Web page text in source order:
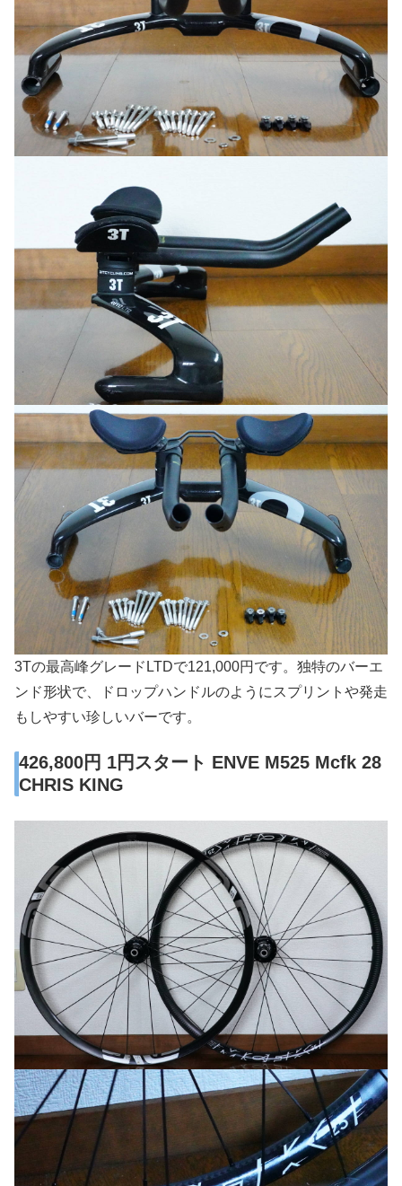
3Tの最高峰グレードLTDで121,000円です。独特のバーエ
ンド形状で、ドロップハンドルのようにスプリントや発走
もしやすい珍しいバーです。
426,800円 1円スタート ENVE M525 Mcfk 28
CHRIS KING